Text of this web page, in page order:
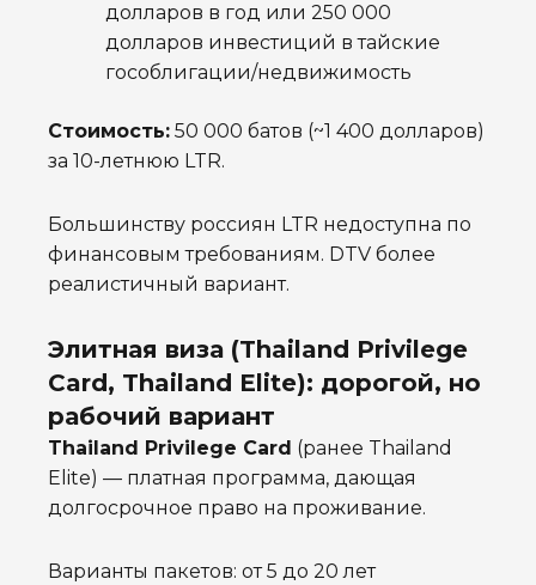
долларов в год или 250 000
долларов инвестиций в тайские
гособлигации/недвижимость
Стоимость: 50 000 батов (~1 400 долларов)
за 10-летнюю LTR.
Большинству россиян LTR недоступна по
финансовым требованиям. DTV более
реалистичный вариант.
Элитная виза (Thailand Privilege
Card, Thailand Elite): дорогой, но
рабочий вариант
Thailand Privilege Card (ранее Thailand
Elite) — платная программа, дающая
долгосрочное право на проживание.
Варианты пакетов: от 5 до 20 лет